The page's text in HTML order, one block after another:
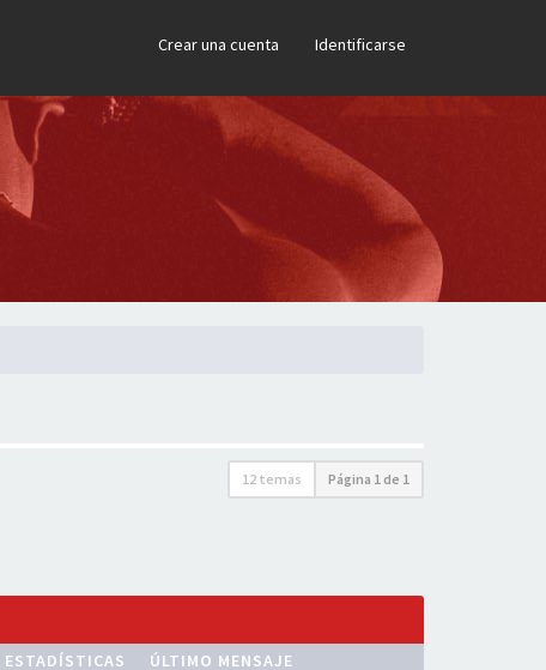
Crear una cuenta Identificarse
12 temas Página 1 de 1
ESTADÍSTICAS ÚLTIMO MENSAJE